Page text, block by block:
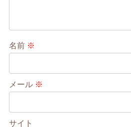
名前 ※
メール ※
サイト